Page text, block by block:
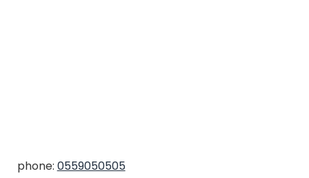
phone: 0559050505